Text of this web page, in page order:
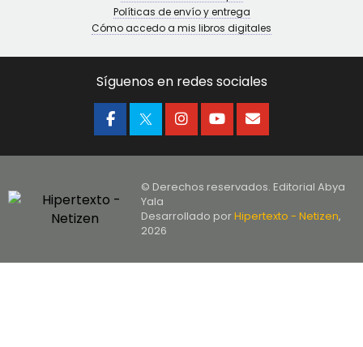
Políticas de envío y entrega
Cómo accedo a mis libros digitales
Síguenos en redes sociales
© Derechos reservados. Editorial Abya
Yala
Desarrollado porHipertexto - Netizen,
2026